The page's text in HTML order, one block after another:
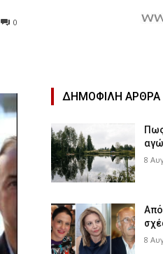
0
ΔΗΜΟΦΙΛΉ ΑΡΘΡΑ
8
Από
8